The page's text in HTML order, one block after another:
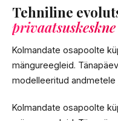
Tehniline
privaatsuskeskne
Kolmandate osapoolte
mängureegleid.
modelleeritud
Kolmandate osapoolte